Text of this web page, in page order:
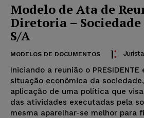
Modelo de Ata de
Diretoria –
S/A
MODELOS DE DOCUMENTOS
Iniciando a reunião o
situação econômica da
aplicação de uma política que
das atividades executadas pela
mesma aparelhar-se melhor para